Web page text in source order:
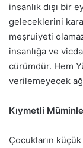
insanlık dışı bir
geleceklerini
meşruiyeti
insanlığa ve
cürümdür. Hem
verilemeyecek
Kıymetli
Çocukların